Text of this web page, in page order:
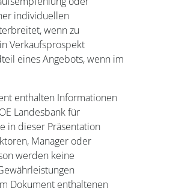
individuellen
wenn zu
Verkaufsprospekt
eines Angebots, wenn im
enthalten Informationen
Landesbank für
in dieser Präsentation
Manager oder
werden keine
Dokument enthaltenen